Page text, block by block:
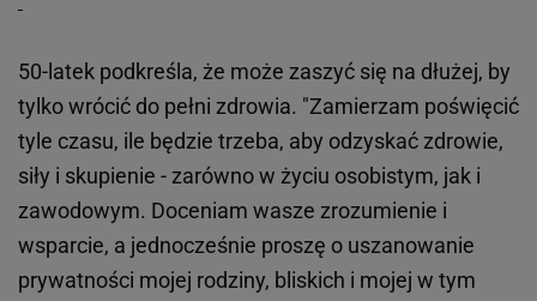
50-latek podkreśla, że może zaszyć się na dłużej, by
tylko wrócić do pełni zdrowia. "Zamierzam poświęcić
tyle czasu, ile będzie trzeba, aby odzyskać zdrowie,
siły i skupienie - zarówno w życiu osobistym, jak i
zawodowym. Doceniam wasze zrozumienie i
wsparcie, a jednocześnie proszę o uszanowanie
prywatności mojej rodziny, bliskich i mojej w tym